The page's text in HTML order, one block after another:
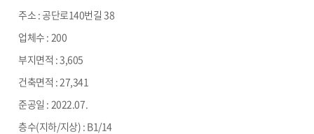
공단로140번길 38
200
3,605
27,341
2022.07.
B1/14